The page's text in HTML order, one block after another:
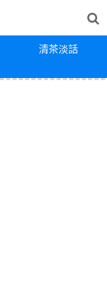
清茶淡話